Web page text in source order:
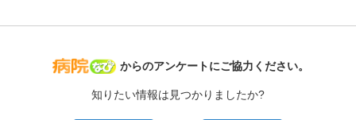
病院なび
からのアンケートにご協力ください。
知りたい情報は見つかりましたか?